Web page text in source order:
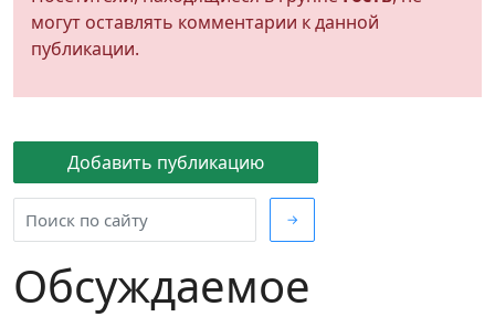
Добавить публикацию
→
Обсуждаемое
могут оставлять комментарии к данной
публикации.